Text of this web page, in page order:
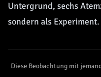
Untergrund, sechs
sondern als Experiment.
Diese Beobachtung mit